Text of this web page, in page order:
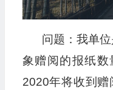
问题：我单
象赠阅的报纸数
2020年将收到